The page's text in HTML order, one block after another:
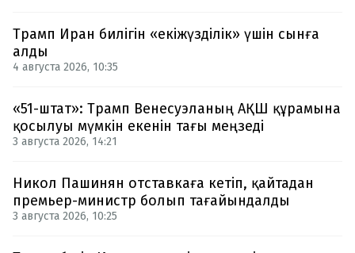
Трамп Иран билігін «екіжүзділік» үшін сынға
алды
4 августа 2026, 10:35
«51-штат»: Трамп Венесуэланың АҚШ құрамына
қосылуы мүмкін екенін тағы меңзеді
3 августа 2026, 14:21
Никол Пашинян отставкаға кетіп, қайтадан
премьер-министр болып тағайындалды
3 августа 2026, 10:25